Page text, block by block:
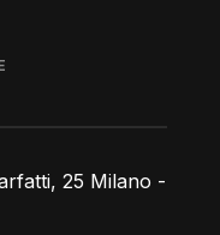
25 Milano -